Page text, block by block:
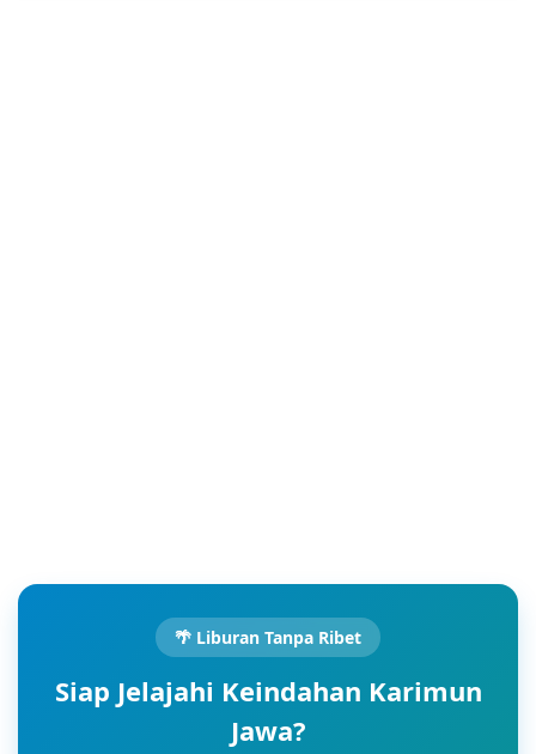
🌴 Liburan Tanpa Ribet
Siap Jelajahi Keindahan Karimun
Jawa?